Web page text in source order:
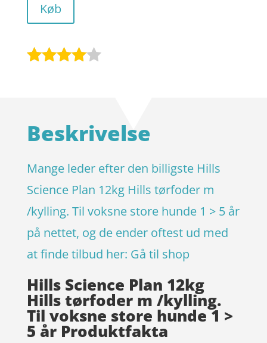
Køb
på
ømmels
er
Beskrivelse
Mange leder efter den billigste Hills
Science Plan 12kg Hills tørfoder m
/kylling. Til voksne store hunde 1 > 5 år
på nettet, og de ender oftest ud med
at finde tilbud her: Gå til shop
Hills Science Plan 12kg
Hills tørfoder m /kylling.
Til voksne store hunde 1 >
5 år Produktfakta